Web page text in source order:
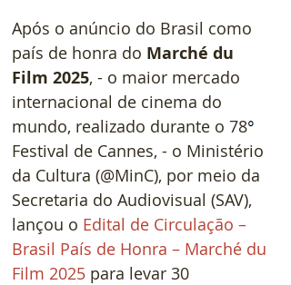
Após o anúncio do Brasil como
país de honra do Marché du
Film 2025, - o maior mercado
internacional de cinema do
mundo, realizado durante o 78°
Festival de Cannes, - o Ministério
da Cultura (@MinC), por meio da
Secretaria do Audiovisual (SAV),
lançou o Edital de Circulação –
Brasil País de Honra – Marché du
Film 2025 para levar 30